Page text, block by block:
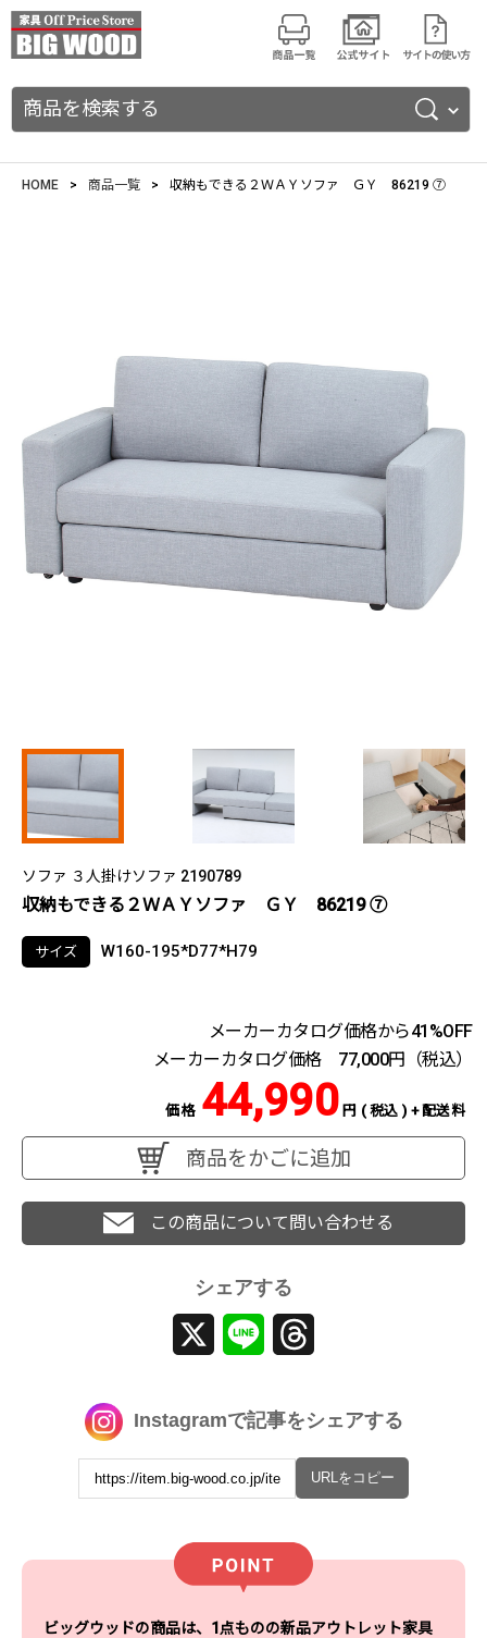
商品を検索する
HOME 商品一覧 収納もできる２ＷＡＹソファ ＧＹ 86219 ⑦
ソファ ３人掛けソファ 2190789
収納もできる２ＷＡＹソファ ＧＹ 86219 ⑦
サイズ W160-195*D77*H79
メーカーカタログ価格から41%OFF
メーカーカタログ価格 77,000円（税込）
価格 44,990 円 ( 税込 ) + 配送料
商品をかごに追加
この商品について問い合わせる
シェアする
Line
Instagramで記事をシェアする
URLをコピー
ビッグウッドの商品は、1点ものの新品アウトレット家具